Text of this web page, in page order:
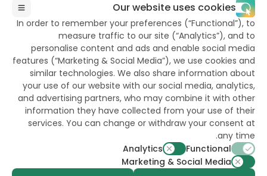
תנאי שימוש
עוגיות באתר
שימוש בטוח בזרעים מטופלים ESA
כל הזכויות שמורות
ל"הזרע" 2026
רוצה להישאר מעודכן?
Our website uses cookies
In order to remember your preferences (“Functional”), to
measure traffic to our site (“Analytics”), and to
personalise content and ads and enable social media
features (“Marketing & Social Media”), we use cookies and
similar technologies. We also share information about
your use of our website with our social media, analytics,
and advertising partners, who may combine it with other
information they have collected from your use of their
services. You can change or withdraw your consent at
any time.
Functional
Analytics
Marketing & Social Media